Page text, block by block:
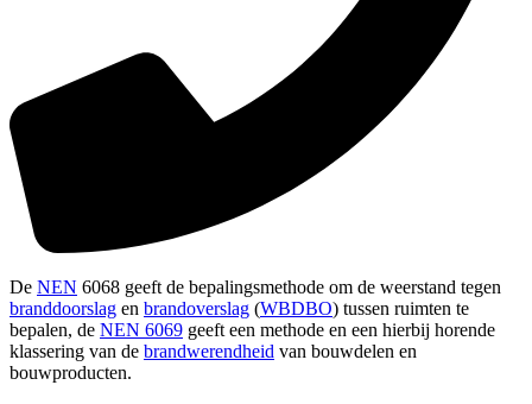
De NEN 6068 geeft de bepalingsmethode om de weerstand tegen
branddoorslag en brandoverslag (WBDBO) tussen ruimten te
bepalen, de NEN 6069 geeft een methode en een hierbij horende
klassering van de brandwerendheid van bouwdelen en
bouwproducten.